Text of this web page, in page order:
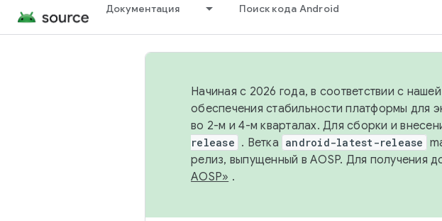
Документация Поиск кода Android
Начиная с 2026 года, в соответствии с
обеспечения стабильности платформы для
во 2-м и 4-м кварталах. Для сборки и
release . Ветка android-latest-release
релиз, выпущенный в AOSP. Для получения
AOSP» .